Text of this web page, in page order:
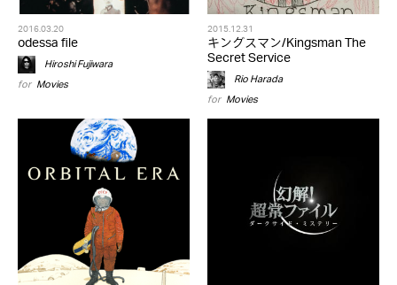
2016.03.20
odessa file
Hiroshi Fujiwara
for Movies
2015.12.31
キングスマン/Kingsman The
Secret Service
Rio Harada
for Movies